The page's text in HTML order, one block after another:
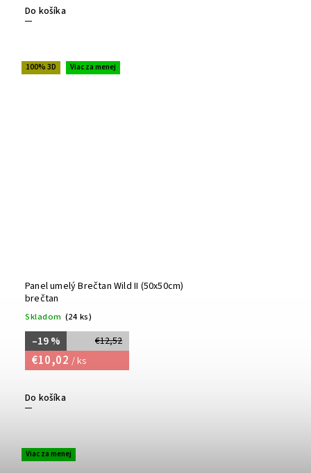
Do košíka
100% 3D Viac za menej
Panel umelý Brečtan Wild II (50x50cm)
brečtan
Skladom (24 ks)
€12,52
–19 %
€10,02 / ks
Do košíka
Viac za menej